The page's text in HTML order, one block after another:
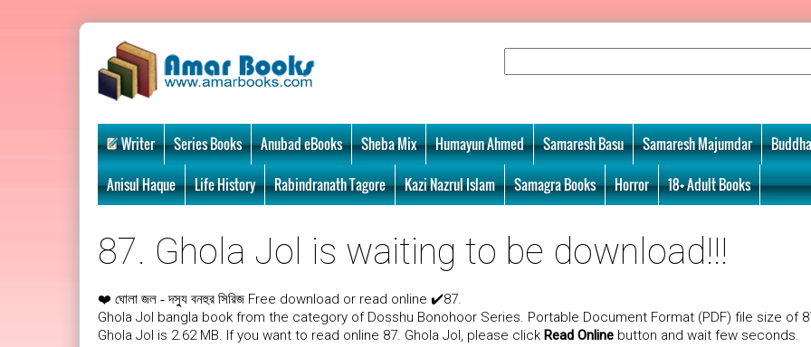
Writer Series Books Anubad eBooks Sheba Mix Humayun Ahmed Samaresh Basu Samaresh Majumdar
Anisul Haque Life History Rabindranath Tagore Kazi Nazrul Islam Samagra Books Horror 18+ Adult Books
87. Ghola Jol is waiting to be download!!!
❤️ ঘোলা জল - দস্যু বনহুর সিরিজ Free download or read online ✔️87.
Ghola Jol bangla book from the category of Dosshu Bonohoor Series. Portable Document Format (PDF) file size of
Ghola Jol is 2.62 MB. If you want to read online 87. Ghola Jol, please click Read Online button and wait few seconds.